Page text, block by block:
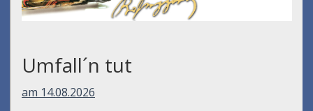
Umfall´n tut
am 14.08.2026